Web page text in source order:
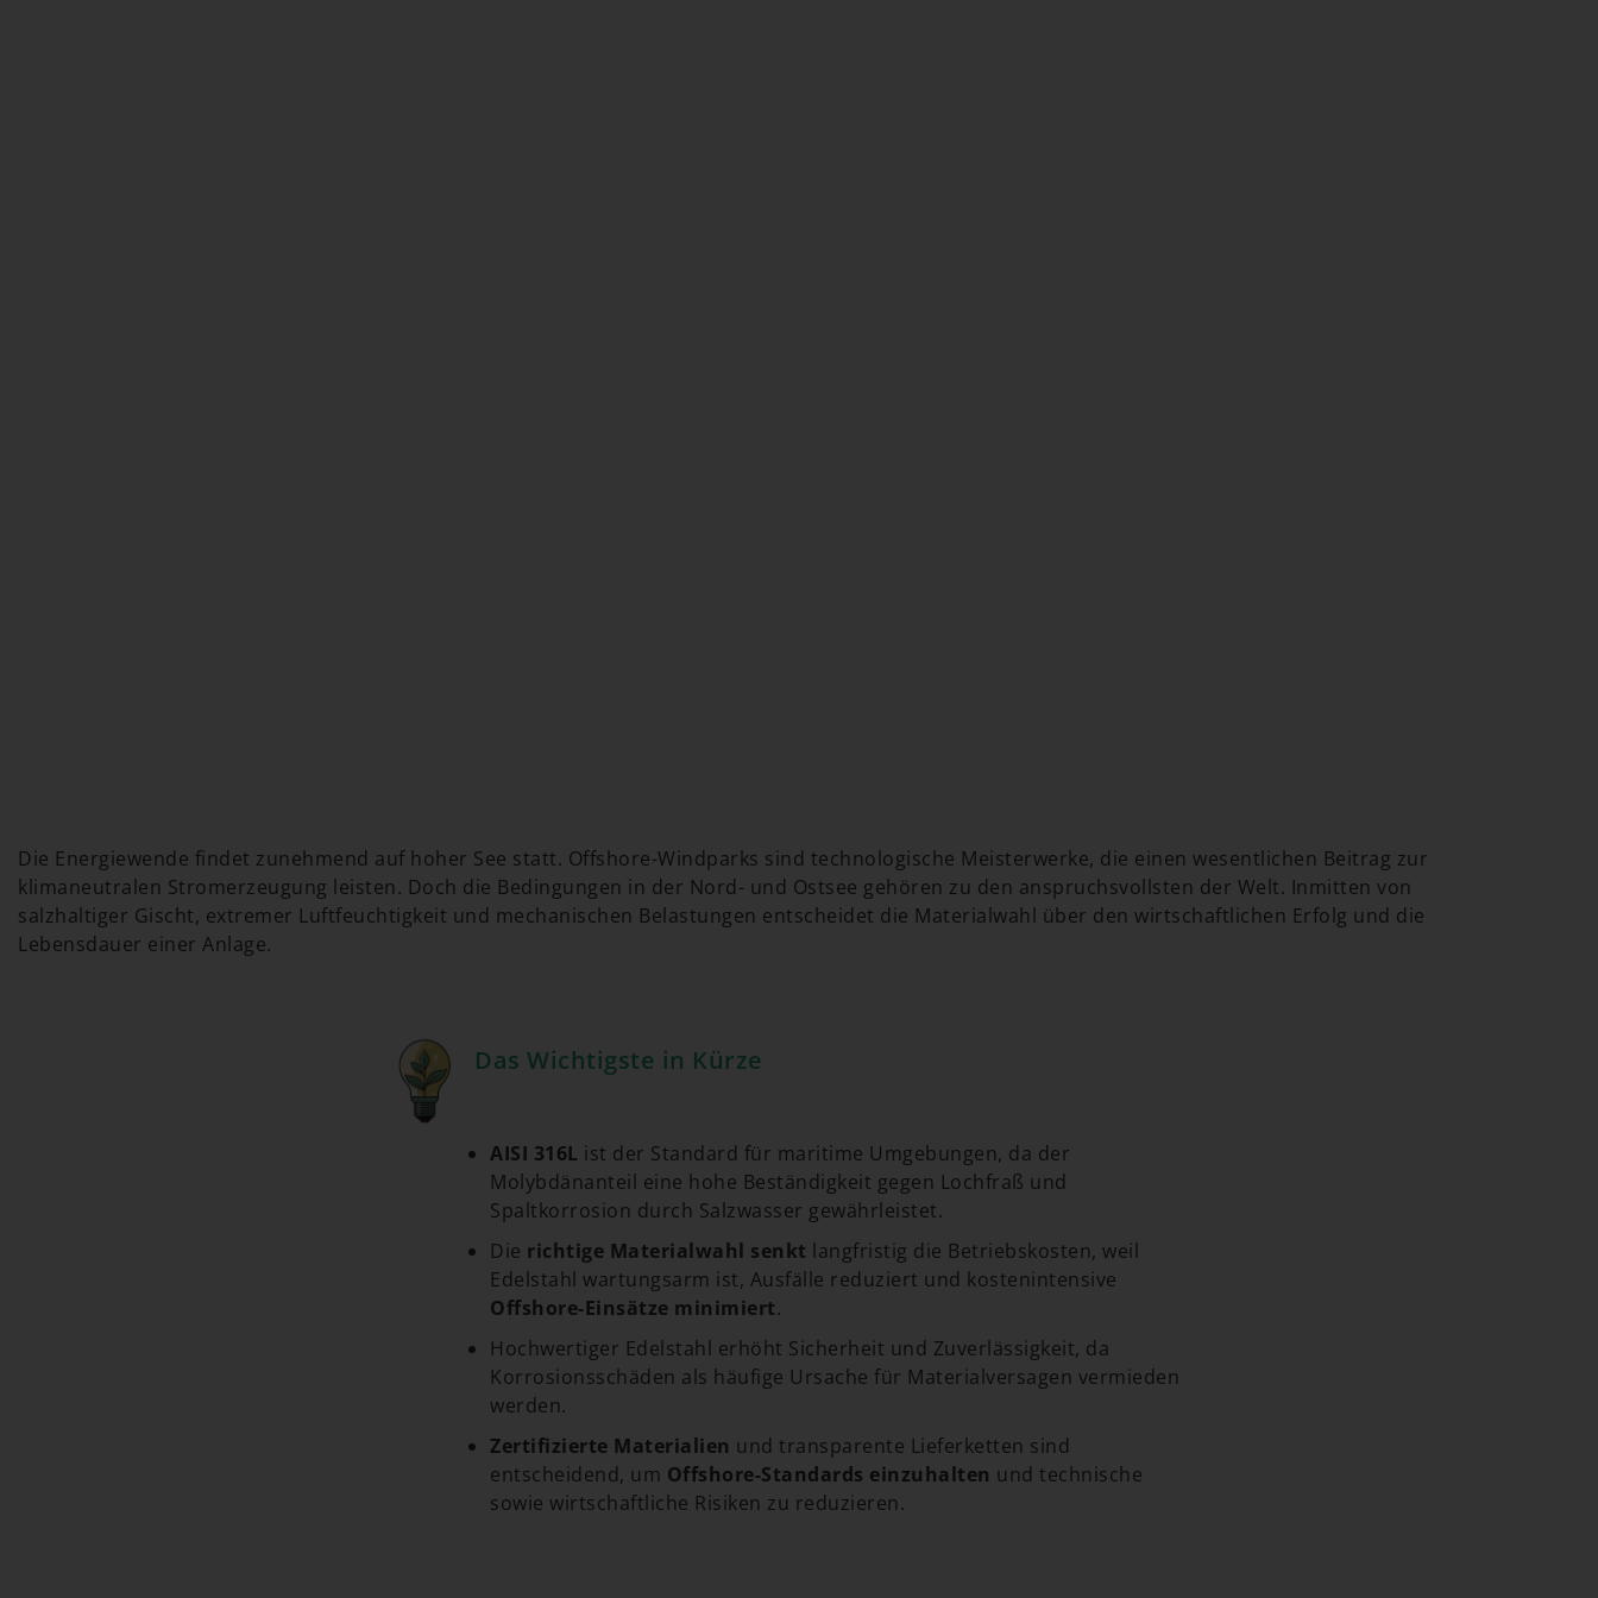
Die Energiewende findet zunehmend auf hoher See statt. Offshore-Windparks sind technologische Meisterwerke, die einen wesentlichen Beitrag zur
klimaneutralen Stromerzeugung leisten. Doch die Bedingungen in der Nord- und Ostsee gehören zu den anspruchsvollsten der Welt. Inmitten von
salzhaltiger Gischt, extremer Luftfeuchtigkeit und mechanischen Belastungen entscheidet die Materialwahl über den wirtschaftlichen Erfolg und die
Lebensdauer einer Anlage.
Das Wichtigste in Kürze
AISI 316L ist der Standard für maritime Umgebungen, da der
Molybdänanteil eine hohe Beständigkeit gegen Lochfraß und
Spaltkorrosion durch Salzwasser gewährleistet.
Die richtige Materialwahl senkt langfristig die Betriebskosten, weil
Edelstahl wartungsarm ist, Ausfälle reduziert und kostenintensive
Offshore-Einsätze minimiert.
Hochwertiger Edelstahl erhöht Sicherheit und Zuverlässigkeit, da
Korrosionsschäden als häufige Ursache für Materialversagen vermieden
werden.
Zertifizierte Materialien und transparente Lieferketten sind
entscheidend, um Offshore-Standards einzuhalten und technische
sowie wirtschaftliche Risiken zu reduzieren.